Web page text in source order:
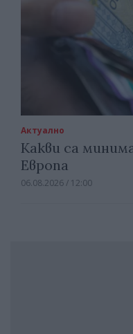
Актуално
Какви са
Европа
06.08.2026 / 12:00